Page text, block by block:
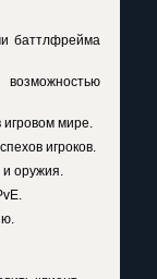
баттлфрейма
мире.
игроков.
и оружия.